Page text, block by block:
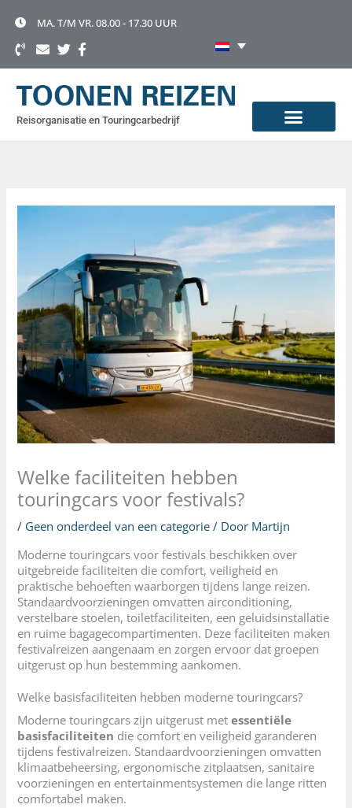
naar
inhoud
MA. T/M VR. 08.00 - 17.30 UUR
Reisorganisatie en Touringcarbedrijf
Welke faciliteiten hebben
touringcars voor festivals?
/ Geen onderdeel van een categorie / Door Martijn
Moderne touringcars voor festivals beschikken over
uitgebreide faciliteiten die comfort, veiligheid en
praktische behoeften waarborgen tijdens lange reizen.
Standaardvoorzieningen omvatten airconditioning,
verstelbare stoelen, toiletfaciliteiten, een geluidsinstallatie
en ruime bagagecompartimenten. Deze faciliteiten maken
festivalreizen aangenaam en zorgen ervoor dat groepen
uitgerust op hun bestemming aankomen.
Welke basisfaciliteiten hebben moderne touringcars?
Moderne touringcars zijn uitgerust metessentiële
basisfaciliteiten die comfort en veiligheid garanderen
tijdens festivalreizen. Standaardvoorzieningen omvatten
klimaatbeheersing, ergonomische zitplaatsen, sanitaire
voorzieningen en entertainmentsystemen die lange ritten
comfortabel maken.